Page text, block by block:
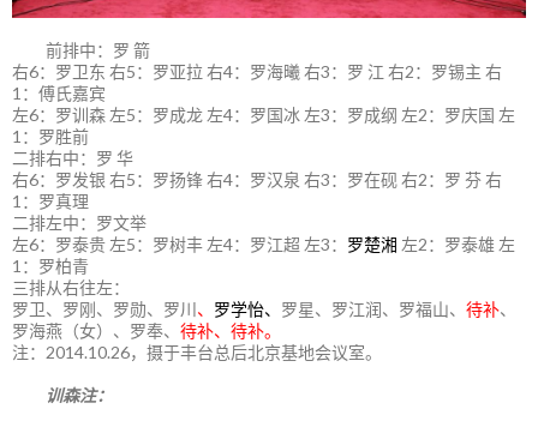
前排中：罗 箭
右6：罗卫东 右5：罗亚拉 右4：罗海曦 右3：罗 江 右2：罗锡主 右
1：傅氏嘉宾
左6：罗训森 左5：罗成龙 左4：罗国冰 左3：罗成纲 左2：罗庆国 左
1：罗胜前
二排右中：罗 华
右6：罗发银 右5：罗扬锋 右4：罗汉泉 右3：罗在砚 右2：罗 芬 右
1：罗真理
二排左中：罗文举
左6：罗泰贵 左5：罗树丰 左4：罗江超 左3： 罗楚湘 左2：罗泰雄 左
1：罗柏青
三排从右往左：
罗卫、罗刚、罗勋、罗川 、 罗学怡、 罗星、罗江润、罗福山、 待补、
罗海燕（女）、罗奉、 待补、待补。
注：2014.10.26，摄于丰台总后北京基地会议室。
训森注：